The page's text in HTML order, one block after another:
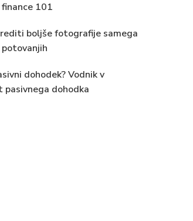
101
boljše fotografije samega
potovanjih
dohodek? Vodnik v
pasivnega dohodka